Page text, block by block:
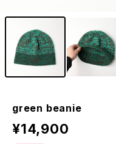
green beanie
¥14,900